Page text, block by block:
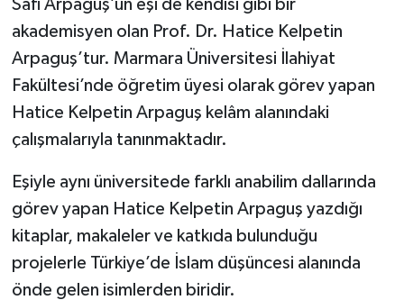
Safi Arpaguş’un eşi de kendisi gibi bir
akademisyen olan Prof. Dr. Hatice Kelpetin
Arpaguş’tur. Marmara Üniversitesi İlahiyat
Fakültesi’nde öğretim üyesi olarak görev yapan
Hatice Kelpetin Arpaguş kelâm alanındaki
çalışmalarıyla tanınmaktadır.
Eşiyle aynı üniversitede farklı anabilim dallarında
görev yapan Hatice Kelpetin Arpaguş yazdığı
kitaplar, makaleler ve katkıda bulunduğu
projelerle Türkiye’de İslam düşüncesi alanında
önde gelen isimlerden biridir.